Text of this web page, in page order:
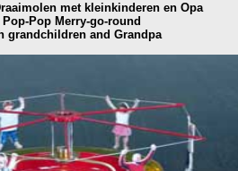
met kleinkinderen en Opa
Pop-Pop Merry-go-round
grandchildren and Grandpa